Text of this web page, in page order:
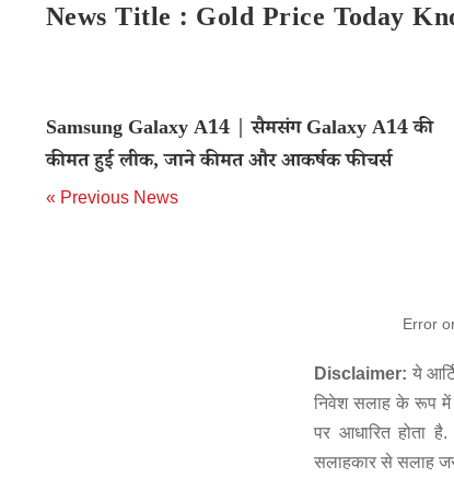
News Title : Gold Price Today
Samsung Galaxy A14 | सैमसंग Galaxy A14 की
कीमत हुई लीक, जाने कीमत और आकर्षक फीचर्स
« Previous News
Error
Disclaimer: ये
निवेश सलाह के रूप में
पर आधारित होता
सलाहकार से सलाह